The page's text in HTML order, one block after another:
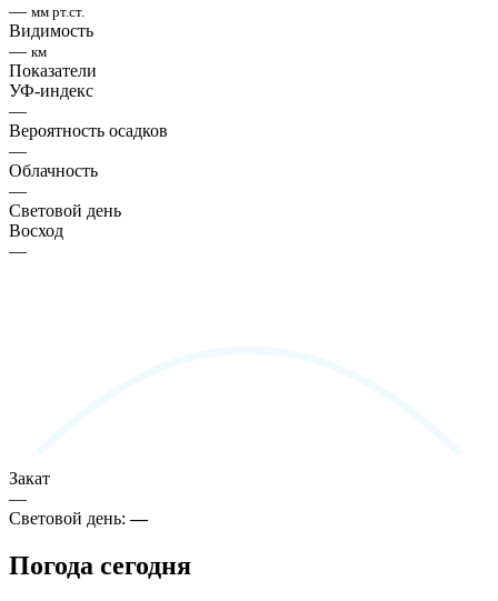
— мм рт.ст.
Видимость
— км
Показатели
УФ-индекс
—
Вероятность осадков
—
Облачность
—
Световой день
Восход
—
Закат
—
Световой день:—
Погода сегодня